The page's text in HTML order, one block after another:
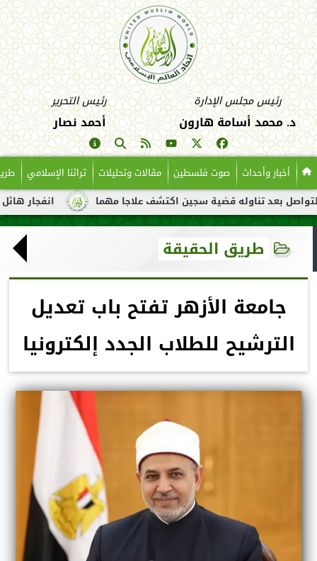
رئيس مجلس الإدارة
د. محمد أسامة هارون
رئيس التحرير
أحمد نصار
أخبار وأحداث صوت فلسطين مقالات وتحليلات تراثنا الإسلامي
انفجار هائل لناقلة نفط تناوله قضية سجين اكتشف علاجا مهما
طريق الحقيقة
جامعة الأزهر تفتح باب تعديل
الترشيح للطلاب الجدد إلكترونيا